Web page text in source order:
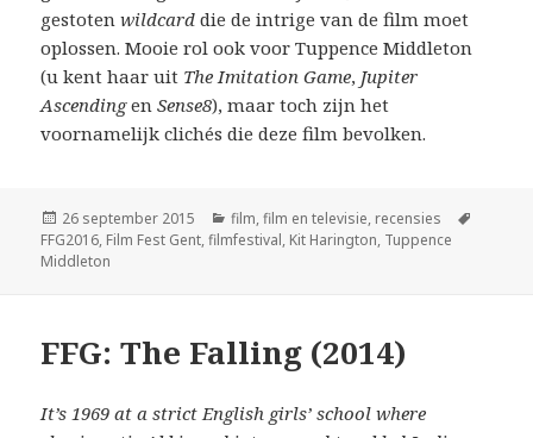
gestotenwildcard die de intrige van de film moet
oplossen. Mooie rol ook voor Tuppence Middleton
(u kent haar uit The Imitation Game, Jupiter
AscendingenSense8), maar toch zijn het
voornamelijk clichés die deze film bevolken.
Geplaatst
op
26 september 2015 Categorieën
film,film en televisie, recensies
FFG2016, Film Fest Gent,filmfestival, Kit Harington, Tuppence
Middleton
FFG: The Falling (2014)
It’s 1969 at a strict English girls’ school where